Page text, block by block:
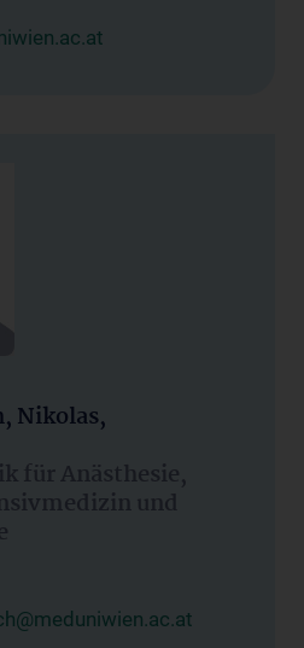
Nikolas,
für Anästhesie,
und